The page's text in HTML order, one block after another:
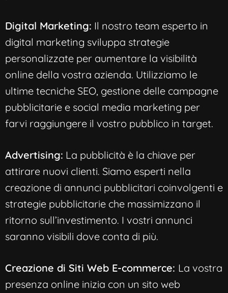
Digital Marketing: Il nostro team esperto in
digital marketing sviluppa strategie
personalizzate per aumentare la visibilità
online della vostra azienda. Utilizziamo le
ultime tecniche SEO, gestione delle campagne
pubblicitarie e social media marketing per
farvi raggiungere il vostro pubblico in target.
Advertising: La pubblicità è la chiave per
attirare nuovi clienti. Siamo esperti nella
creazione di annunci pubblicitari coinvolgenti e
strategie pubblicitarie che massimizzano il
ritorno sull’investimento. I vostri annunci
saranno visibili dove conta di più.
Creazione di Siti Web E-commerce: La vostra
presenza online inizia con un sito web